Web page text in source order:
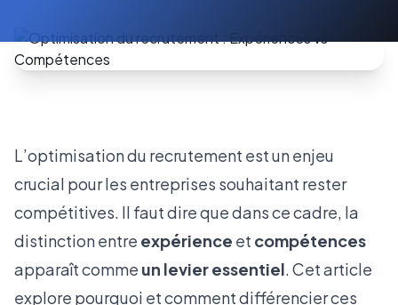
L’optimisation du recrutement est un enjeu
crucial pour les entreprises souhaitant rester
compétitives. Il faut dire que dans ce cadre, la
distinction entre expérience et compétences
apparaît comme un levier essentiel. Cet article
explore pourquoi et comment différencier ces